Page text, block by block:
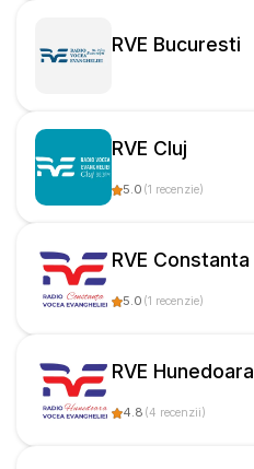
RVE Bucuresti
RVE Cluj
5.0 (1 recenzie)
RVE Constanta
5.0 (1 recenzie)
RVE Hunedoara
4.8 (4 recenzii)